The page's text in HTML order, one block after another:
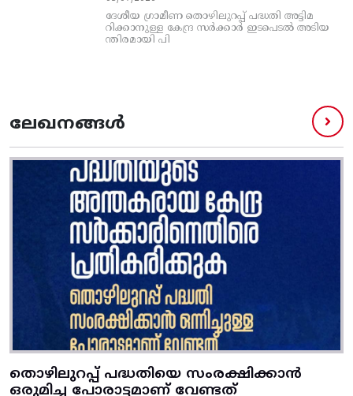
ദേശീയ ഗ്രാമീണ തൊഴിലുറപ്പ്‌ പദ്ധതി അട്ടിമ
റിക്കാനുള്ള കേന്ദ്ര സര്‍ക്കാര്‍ ഇടപെടല്‍ അടിയ
ന്തിരമായി പി
ലേഖനങ്ങൾ
തൊഴിലുറപ്പ് പദ്ധതിയെ സംരക്ഷിക്കാൻ
ഒരുമിച്ച പോരാട്ടമാണ് വേണ്ടത്